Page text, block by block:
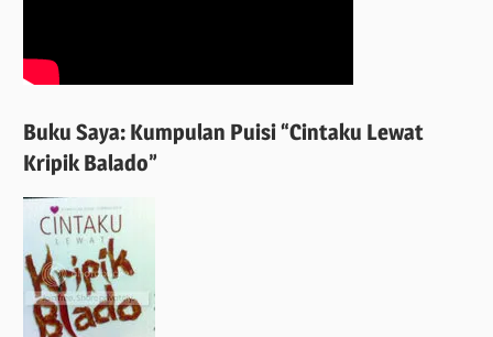
Buku Saya: Kumpulan Puisi “Cintaku Lewat
Kripik Balado”